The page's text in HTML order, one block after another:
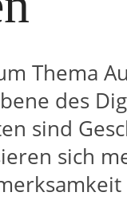
Thema
des
sind
sich